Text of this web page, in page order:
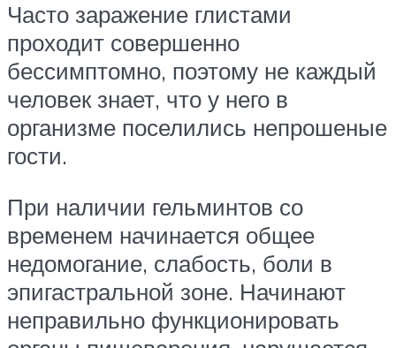
Часто заражение глистами
проходит совершенно
бессимптомно, поэтому не каждый
человек знает, что у него в
организме поселились непрошеные
гости.
При наличии гельминтов со
временем начинается общее
недомогание, слабость, боли в
эпигастральной зоне. Начинают
неправильно функционировать